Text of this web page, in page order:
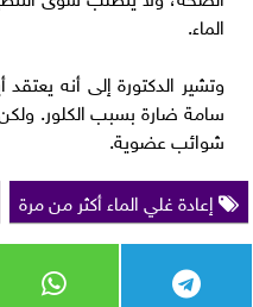
الماء.
وتشير الدكتورة إلى أنه
سامة ضارة بسبب الكلور.
شوائب عضوية.
إعادة غلي الماء أكثر من مرة